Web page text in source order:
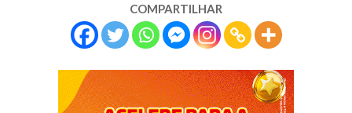
COMPARTILHAR